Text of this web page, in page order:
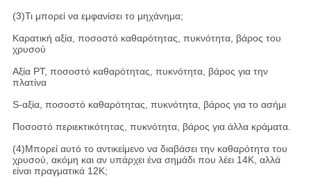
(3)Τι μπορεί να εμφανίσει το μηχάνημα;
Καρατική αξία, ποσοστό καθαρότητας, πυκνότητα, βάρος του
χρυσού
Αξία PT, ποσοστό καθαρότητας, πυκνότητα, βάρος για την
πλατίνα
S-αξία, ποσοστό καθαρότητας, πυκνότητα, βάρος για το ασήμι
Ποσοστό περιεκτικότητας, πυκνότητα, βάρος για άλλα κράματα.
(4)Μπορεί αυτό το αντικείμενο να διαβάσει την καθαρότητα του
χρυσού, ακόμη και αν υπάρχει ένα σημάδι που λέει 14K, αλλά
είναι πραγματικά 12K;